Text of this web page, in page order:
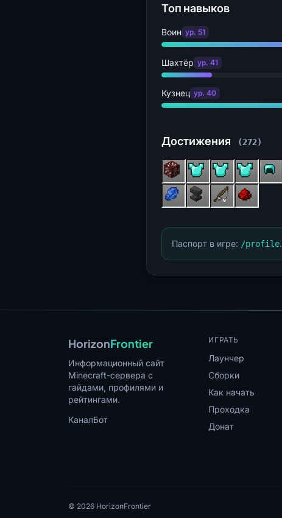
Топ навыков
Воин ур. 51
Шахтёр ур. 41
Кузнец ур. 40
Достижения (272)
Паспорт в игре: /profile.
HorizonFrontier
Информационный сайт
Minecraft-сервера с
гайдами, профилями и
рейтингами.
КаналБот
ИГРАТЬ
Лаунчер
Сборки
Как начать
Проходка
Донат
© 2026 HorizonFrontier